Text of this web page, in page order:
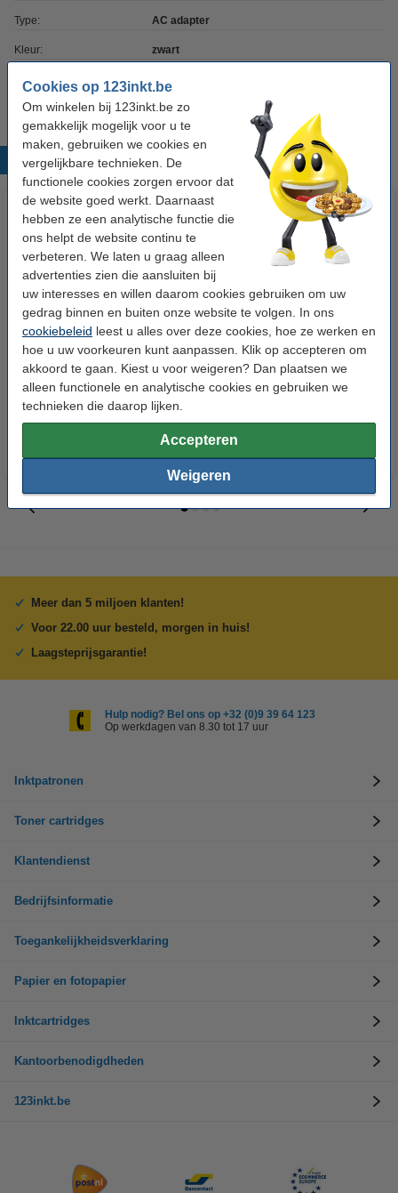
Cookies op 123inkt.be
Om winkelen bij 123inkt.be zo
gemakkelijk mogelijk voor u te
maken, gebruiken we cookies en
vergelijkbare technieken. De
functionele cookies zorgen ervoor dat
de website goed werkt. Daarnaast
hebben ze een analytische functie die
ons helpt de website continu te
verbeteren. We laten u graag alleen
advertenties zien die aansluiten bij
uw interesses en willen daarom cookies gebruiken om uw
gedrag binnen en buiten onze website te volgen. In ons
cookiebeleid leest u alles over deze cookies, hoe ze werken en
hoe u uw voorkeuren kunt aanpassen. Klik op accepteren om
akkoord te gaan. Kiest u voor weigeren? Dan plaatsen we
alleen functionele en analytische cookies en gebruiken we
technieken die daarop lijken.
Accepteren
Weigeren
Type: AC adapter
Kleur: zwart
Ons artikelnr: 833235
Populaire producten
Brother PA-BT-002 oplaadbare
Lithium-ion batterij
€ 138,50 Incl. 21% btw
Brother PA-C-411 papier A4
(100 vellen)
€ 12,50 Incl. 21% btw
Meer dan 5 miljoen klanten!
Voor 22.00 uur besteld, morgen in huis!
Laagsteprijsgarantie!
Hulp nodig? Bel ons op +32 (0)9 39 64 123
Op werkdagen van 8.30 tot 17 uur
Inktpatronen
Toner cartridges
Klantendienst
Bedrijfsinformatie
Toegankelijkheidsverklaring
Papier en fotopapier
Inktcartridges
Kantoorbenodigdheden
123inkt.be